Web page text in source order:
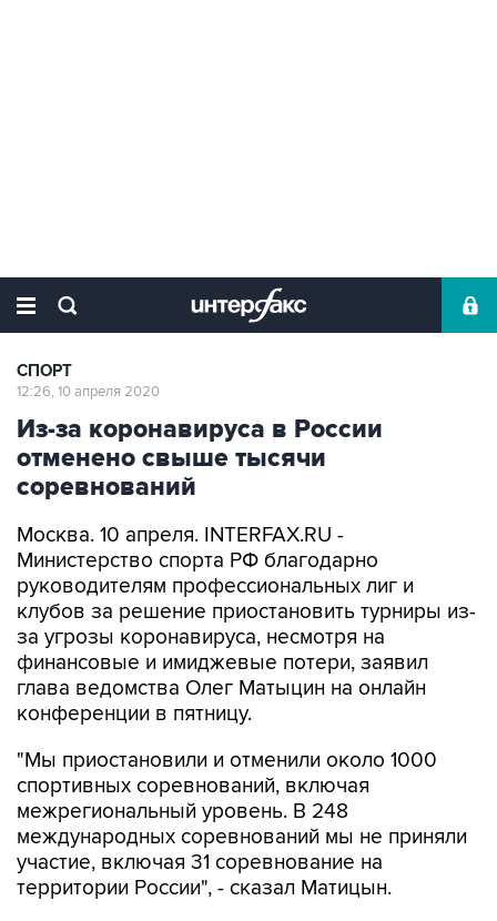
СПОРТ
12:26, 10 апреля 2020
Из-за коронавируса в России
отменено свыше тысячи
соревнований
Москва. 10 апреля. INTERFAX.RU -
Министерство спорта РФ благодарно
руководителям профессиональных лиг и
клубов за решение приостановить турниры из-
за угрозы коронавируса, несмотря на
финансовые и имиджевые потери, заявил
глава ведомства Олег Матыцин на онлайн
конференции в пятницу.
"Мы приостановили и отменили около 1000
спортивных соревнований, включая
межрегиональный уровень. В 248
международных соревнований мы не приняли
участие, включая 31 соревнование на
территории России", - сказал Матицын.